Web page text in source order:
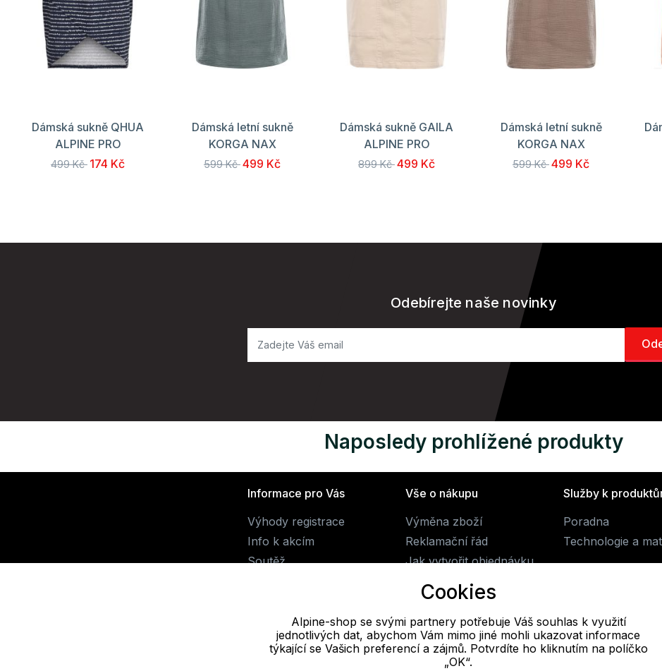
Dámská sukně QHUA
ALPINE PRO
499 Kč 174 Kč
Dámská letní sukně
KORGA NAX
599 Kč499 Kč
Dámská sukně GAILA
ALPINE PRO
899 Kč499 Kč
Dámská letní sukně
KORGA NAX
599 Kč499 Kč
Odebírejte naše novinky
Naposledy prohlížené produkty
Informace pro Vás
Výhody registrace
Info k akcím
Soutěž
Vše o nákupu
Výměna zboží
Reklamační řád
Jak vytvořit objednávku
Obchodní podmínky
Doprava
Služby k
Poradna
Technologie a
E-mail
Cookies
Alpine-shop se svými partnery potřebuje Váš souhlas k využití
jednotlivých dat, abychom Vám mimo jiné mohli ukazovat informace
týkající se Vašich preferencí a zájmů. Potvrdíte ho kliknutím na políčko
„OK“.